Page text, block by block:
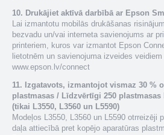
10. Drukājiet aktīvā darbībā ar Epson
Lai izmantotu mobilās drukāšanas
bezvadu un/vai interneta savienojums ar
printeriem, kuros var izmantot Epson
lietotnēm un savienojuma izveides
www.epson.lv/connect
11. Izgatavots, izmantojot vismaz 30 %
plastmasas / Līdzvērtīgi 250 plastmasas
(tikai L3550, L3560 un L5590)
Modeļos L3550, L3560 un L5590 otrreizēji
daļa attiecībā pret kopējo aparatūras